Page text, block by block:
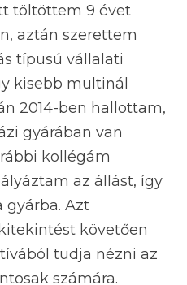
töltöttem 9 évet
aztán szerettem
típusú vállalati
kisebb multinál
2014-ben hallottam,
gyárában van
kollégám
az állást, így
gyárba. Azt
követően
tudja nézni az
számára.